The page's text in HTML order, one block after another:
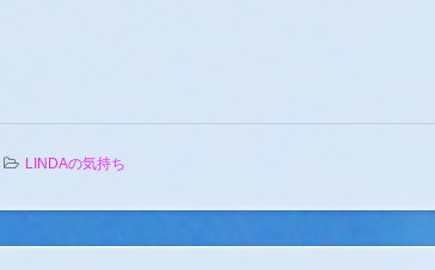
LINDAの気持ち